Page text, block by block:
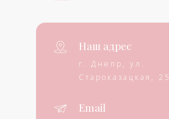
Наш адрес
г. Днепр, ул.
Староказацкая, 25
Email